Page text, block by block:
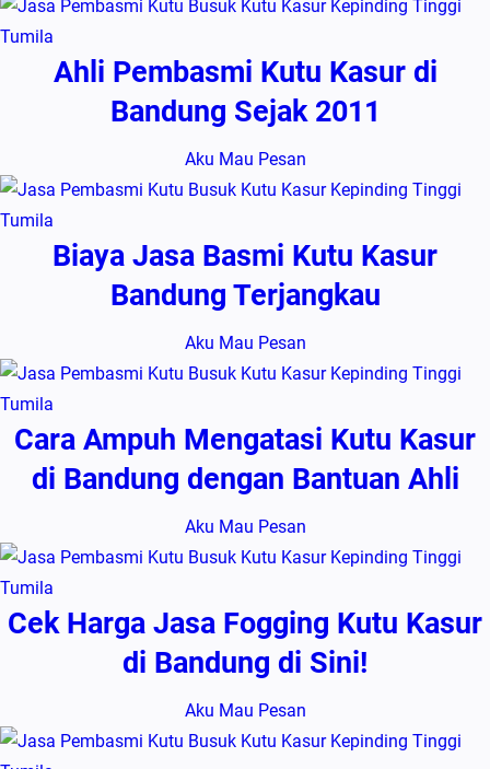
Ahli Pembasmi Kutu Kasur di
Bandung Sejak 2011
Aku Mau Pesan
Biaya Jasa Basmi Kutu Kasur
Bandung Terjangkau
Aku Mau Pesan
Cara Ampuh Mengatasi Kutu Kasur
di Bandung dengan Bantuan Ahli
Aku Mau Pesan
Cek Harga Jasa Fogging Kutu Kasur
di Bandung di Sini!
Aku Mau Pesan